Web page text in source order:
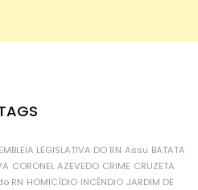
LEGISLATIVA DO RN Assu BATATA
CORONEL AZEVEDO CRIME CRUZETA
RN HOMICÍDIO INCÊNDIO JARDIM DE